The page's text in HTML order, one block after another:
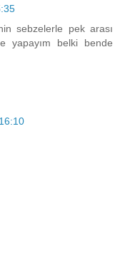
sebzelerle pek arası
yapayım belki bende